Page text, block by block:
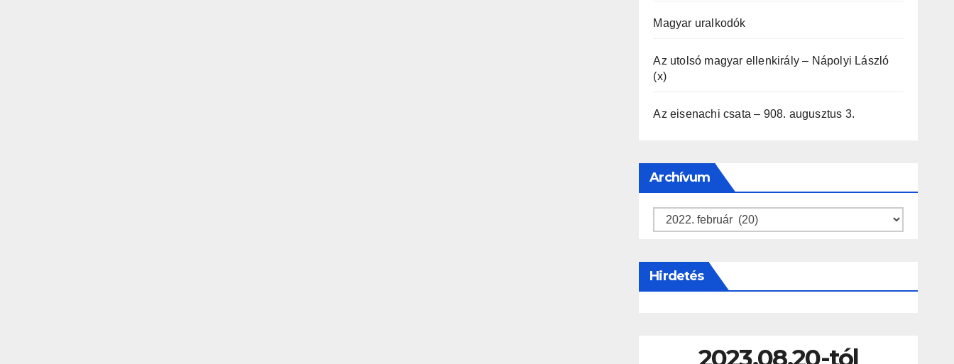
Magyar uralkodók
Az utolsó magyar ellenkirály – Nápolyi László
(x)
Az eisenachi csata – 908. augusztus 3.
Archívum
Archívum
Hirdetés